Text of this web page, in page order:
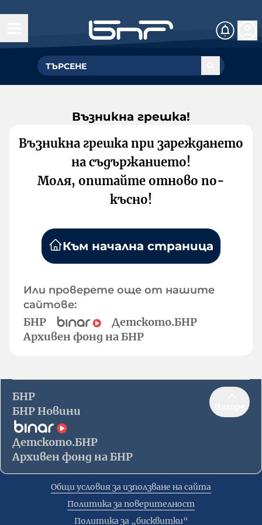
Възникна грешка!
Възникна грешка при зареждането
на съдържанието!
Моля, опитайте отново по-
късно!
Към начална страница
Или проверете още от нашите
сайтове:
БНР
Детското.БНР
Архивен фонд на БНР
БНР
БНР Новини
Детското.БНР
Архивен фонд на БНР
Общи условия за използване на сайта
Политика за поверителност
Политика за „бисквитки“